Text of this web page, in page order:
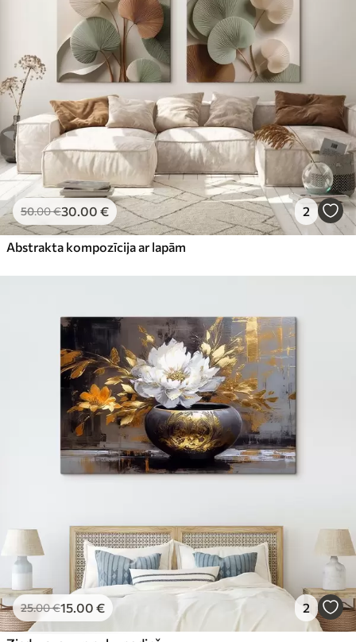
50.00€30.00 € 2
Abstrakta kompozīcija ar lapām
25.00€15.00 € 2